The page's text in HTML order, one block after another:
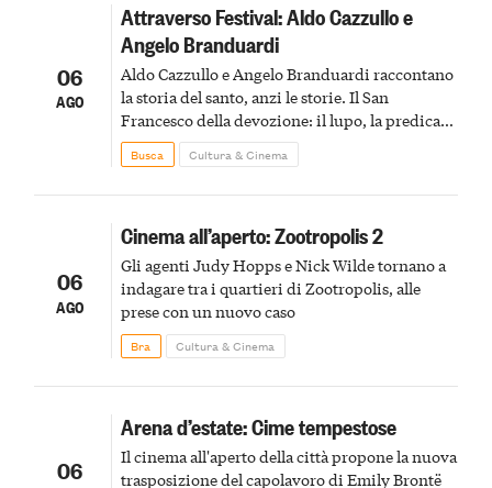
06
AGO
Attraverso Festival: Aldo Cazzullo e
Angelo Branduardi
Aldo Cazzullo e Angelo Branduardi raccontano
la storia del santo, anzi le storie. Il San
Francesco della devozione: il lupo, la predica
agli uccelli, le stimmate
Busca Cultura & Cinema
06
AGO
Cinema all’aperto: Zootropolis 2
Gli agenti Judy Hopps e Nick Wilde tornano a
indagare tra i quartieri di Zootropolis, alle
prese con un nuovo caso
Bra Cultura & Cinema
06
Arena d’estate: Cime tempestose
Il cinema all'aperto della città propone la nuova
trasposizione del capolavoro di Emily Brontë